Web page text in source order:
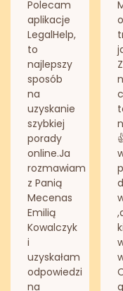
Polecam
aplikacje
LegalHelp,
to
najlepszy
sposób
na
uzyskanie
szybkiej
porady
online.Ja
rozmawiam
z Panią
Mecenas
Emilią
Kowalczyk
i
uzyskałam
odpowiedzi
na